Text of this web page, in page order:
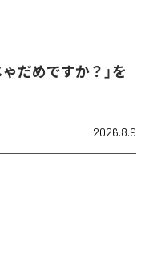
だめですか？」を
2026.8.9